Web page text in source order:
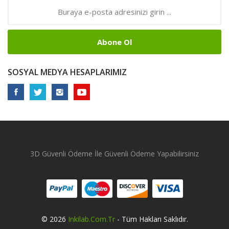
Abone Ol
SOSYAL MEDYA HESAPLARIMIZ
3D Güvenli Ödeme İle Güvenli Ödeme Yapabilirsiniz
© 2026 Inkilab.com.tr- Tüm Hakları Saklıdır.